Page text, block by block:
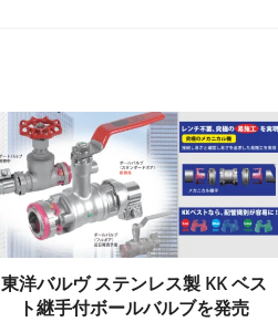
東洋バルヴ ステンレス製 KK ベス
ト継手付ボールバルブを発売